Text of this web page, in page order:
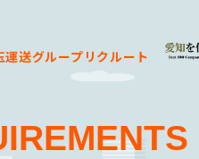
運送グループ リクルート